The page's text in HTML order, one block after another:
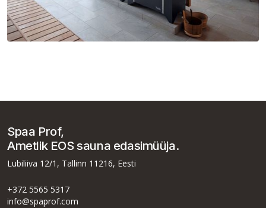
Spaa Prof,
Ametlik EOS sauna edasimüüja.
Lubiliiva 12/1, Tallinn 11216, Eesti
+372 5565 5317
info@spaprof.com